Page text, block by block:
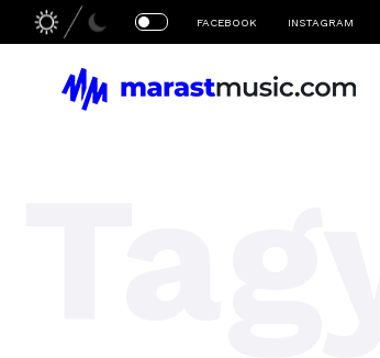
FACEBOOK INSTAGRAM